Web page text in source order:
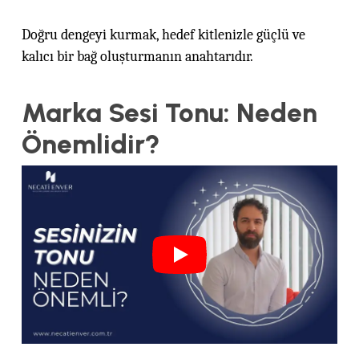
Doğru dengeyi kurmak, hedef kitlenizle güçlü ve
kalıcı bir bağ oluşturmanın anahtarıdır.
Marka Sesi Tonu: Neden
Önemlidir?